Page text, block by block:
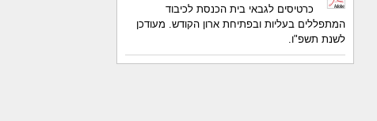
כרטיסים לגבאי בית הכנסת לכיבוד
המתפללים בעליות ובפתיחת ארון הקודש. מעודכן
לשנת תשפ"ו.